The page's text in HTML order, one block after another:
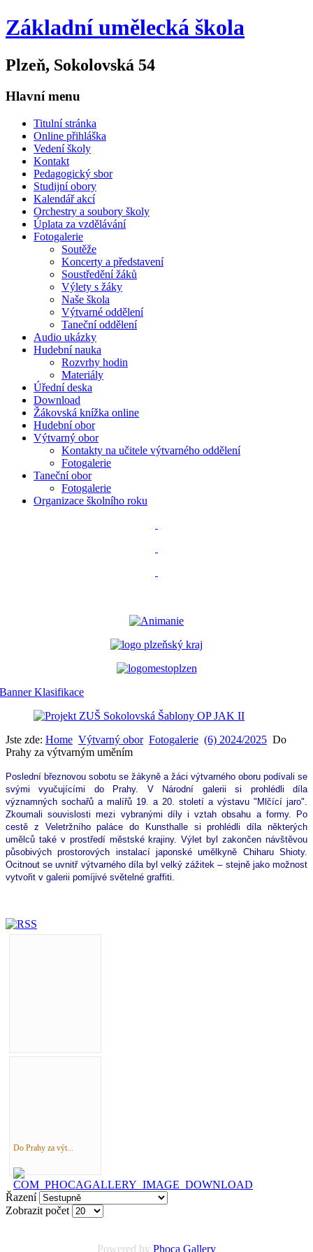
Základní umělecká škola
Plzeň, Sokolovská 54
Hlavní menu
Titulní stránka
Online přihláška
Vedení školy
Kontakt
Pedagogický sbor
Studijní obory
Kalendář akcí
Orchestry a soubory školy
Úplata za vzdělávání
Fotogalerie
Soutěže
Koncerty a představení
Soustředění žáků
Výlety s žáky
Naše škola
Výtvarné oddělení
Taneční oddělení
Audio ukázky
Hudební nauka
Rozvrhy hodin
Materiály
Úřední deska
Download
Žákovská knížka online
Hudební obor
Výtvarný obor
Kontakty na učitele výtvarného oddělení
Fotogalerie
Taneční obor
Fotogalerie
Organizace školního roku
Jste zde: Home Výtvarný obor Fotogalerie (6) 2024/2025 Do
Prahy za výtvarným uměním
Poslední březnovou sobotu se žákyně a žáci výtvarného oboru podívali se
svými vyučujícími do Prahy. V Národní galerii si prohlédli díla
významných sochařů a malířů 19. a 20. století a výstavu "Mlčící jaro".
Zkoumali souvislosti mezi vybranými díly i vztah obsahu a formy. Po
cestě z Veletržního paláce do Kunsthalle si prohlédli díla některých
umělců také v prostředí městské krajiny. Výlet byl zakončen návštěvou
působivých prostorových instalací japonské umělkyně Chiharu Shioty.
Ocitnout se uvnitř výtvarného díla byl velký zážitek – stejně jako možnost
vytvořit v galerii pomíjivé světelné graffiti.
Do Prahy za výt...
Řazení
Zobrazit počet
Powered by Phoca Gallery